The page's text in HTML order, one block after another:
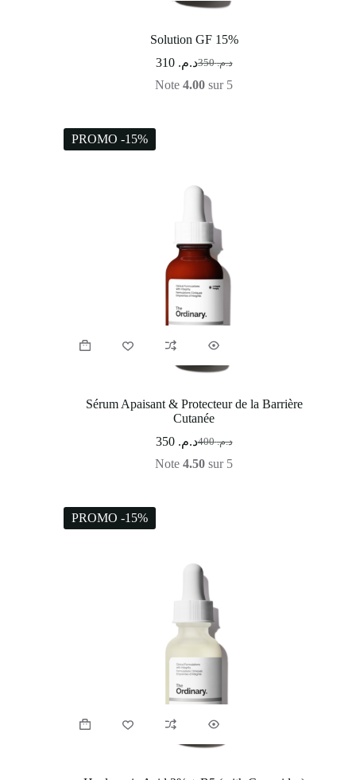
Solution GF 15%
د.م.350 د.م. 310
Note 4.00 sur 5
PROMO -15%
Sérum Apaisant & Protecteur de la Barrière
Cutanée
د.م.400 د.م. 350
Note 4.50 sur 5
PROMO -15%